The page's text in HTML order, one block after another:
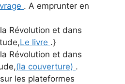
. A emprunter en
Révolution et dans
Le livre .}
Révolution et dans
(la couverture) .
les plateformes